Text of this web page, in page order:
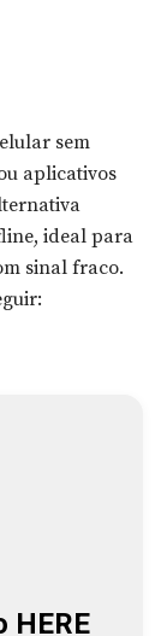
sem
aplicativos
ideal para
sinal fraco.
HERE